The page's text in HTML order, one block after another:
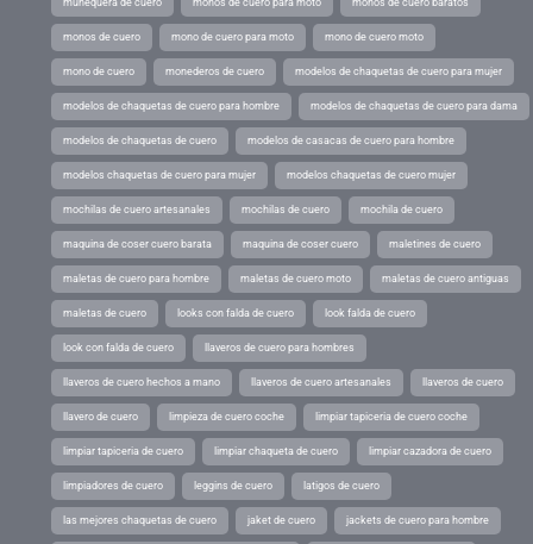
muñequera de cuero monos de cuero para moto monos de cuero baratos
monos de cuero mono de cuero para moto mono de cuero moto
mono de cuero monederos de cuero modelos de chaquetas de cuero para mujer
modelos de chaquetas de cuero para hombre modelos de chaquetas de cuero para dama
modelos de chaquetas de cuero modelos de casacas de cuero para hombre
modelos chaquetas de cuero para mujer modelos chaquetas de cuero mujer
mochilas de cuero artesanales mochilas de cuero mochila de cuero
maquina de coser cuero barata maquina de coser cuero maletines de cuero
maletas de cuero para hombre maletas de cuero moto maletas de cuero antiguas
maletas de cuero looks con falda de cuero look falda de cuero
look con falda de cuero llaveros de cuero para hombres
llaveros de cuero hechos a mano llaveros de cuero artesanales llaveros de cuero
llavero de cuero limpieza de cuero coche limpiar tapiceria de cuero coche
limpiar tapiceria de cuero limpiar chaqueta de cuero limpiar cazadora de cuero
limpiadores de cuero leggins de cuero latigos de cuero
las mejores chaquetas de cuero jaket de cuero jackets de cuero para hombre